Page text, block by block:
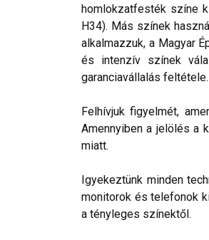
homlokzatfesték színe
H34). Más színek
alkalmazzuk, a Magyar
és intenzív színek
garanciavállalás feltétele.
Felhívjuk figyelmét,
Amennyiben a jelölés a
miatt.
Igyekeztünk minden
monitorok és telefonok
a tényleges színektől.